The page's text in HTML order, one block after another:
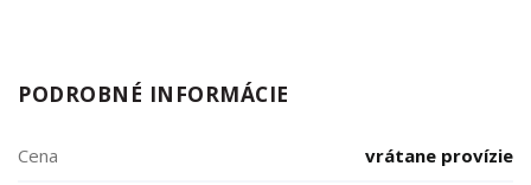
PODROBNÉ INFORMÁCIE
Cena vrátane provízie